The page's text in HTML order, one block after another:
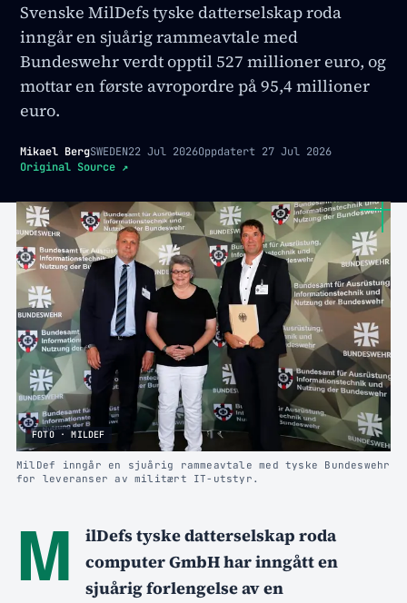
Svenske MilDefs tyske datterselskap roda
inngår en sjuårig rammeavtale med
Bundeswehr verdt opptil 527 millioner euro, og
mottar en første avropordre på 95,4 millioner
euro.
Mikael BergSWEDEN22 Jul 2026Oppdatert 27 Jul 2026
Original Source ↗
FOTO · MILDEF
MilDef inngår en sjuårig rammeavtale med tyske Bundeswehr
for leveranser av militært IT-utstyr.
M
ilDefs tyske datterselskap roda
computer GmbH har inngått en
sjuårig forlengelse av en